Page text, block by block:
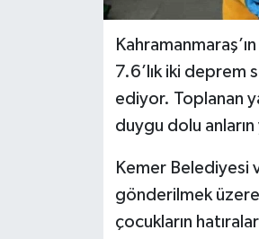
7.6’lık iki deprem
ediyor. Toplanan
duygu dolu
Kemer Belediyesi
gönderilmek
çocukların